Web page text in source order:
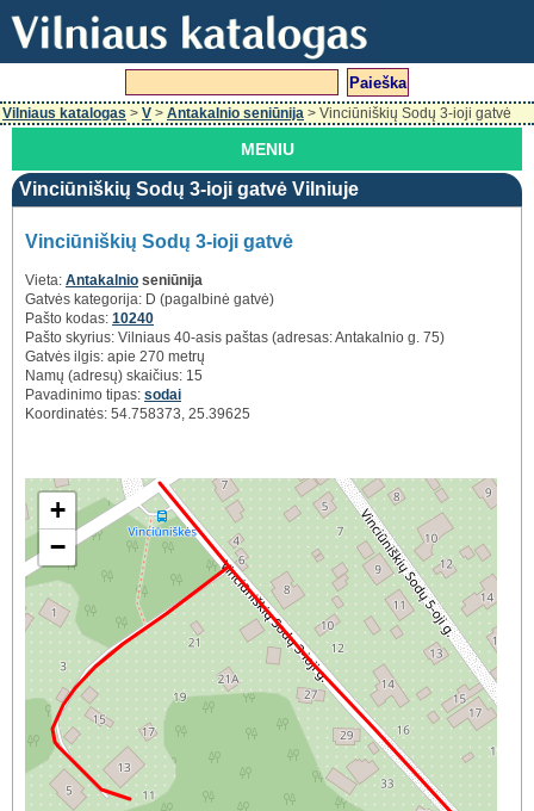
Vilniaus katalogas > V > Antakalnio seniūnija > Vinciūniškių Sodų 3-ioji gatvė
MENIU
Vinciūniškių Sodų 3-ioji gatvė Vilniuje
Vinciūniškių Sodų 3-ioji gatvė
Vieta: Antakalnio seniūnija
Gatvės kategorija: D (pagalbinė gatvė)
Pašto kodas: 10240
Pašto skyrius: Vilniaus 40-asis paštas (adresas: Antakalnio g. 75)
Gatvės ilgis: apie 270 metrų
Namų (adresų) skaičius: 15
Pavadinimo tipas: sodai
Koordinatės: 54.758373, 25.39625
+
−